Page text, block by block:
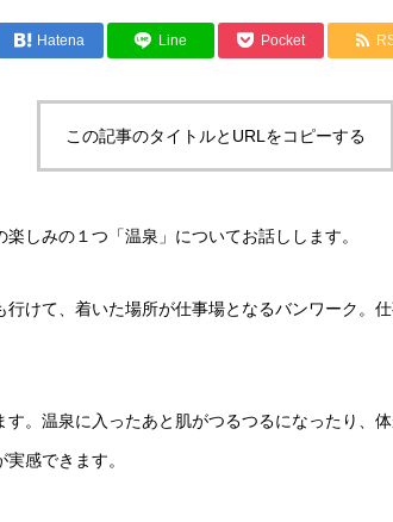
Hatena Line Pocket
この記事のタイトルとURLをコピーする
しみの１つ「温泉」についてお話しします。
けて、着いた場所が仕事場となるバンワーク。
。温泉に入ったあと肌がつるつるになったり、
感できます。